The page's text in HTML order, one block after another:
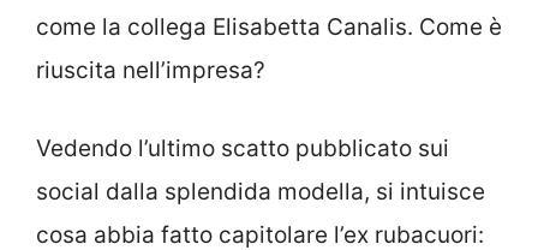
come la collega Elisabetta Canalis. Come è
riuscita nell’impresa?
Vedendo l’ultimo scatto pubblicato sui
social dalla splendida modella, si intuisce
cosa abbia fatto capitolare l’ex rubacuori: